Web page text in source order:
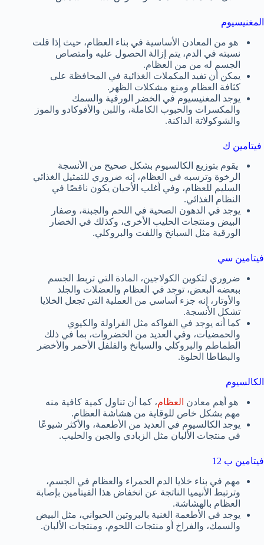
المغنيسيوم
هو من المعادن الأساسية في بناء العظام، حيث إذا قلت
نسبته في الدم، يتم إزالة الحصول عليه وامتصاص
الجسم له من من العظام.
يمكن أن تفيد المكملات الغذائية في المحافظة على
كثافة العظام ومنع مشكلات الظهر.
يوجد المغنيسيوم في الخضر الورقية والسمك
والمكسرات والحبوب الكاملة، واللبن والأفوكادو والموز
والشوكولاتة الداكنة.
فيتامين ك
يقوم بتوزيع الكالسيوم بشكل صحيح من الأنسجة
الرخوة وترسبه في العظام، إنه ضروري للتمثيل الغذائي
السليم للعظام، وفي أغلب الأحيان يكون ناقصًا في
النظام الغذائي.
يوجد في الدهون الصحية في اللحم والجبنة، وصفار
البيض ومنتجات الحليب الأخرى، وكذلك في الخضار
الورقية مثل السبانخ واللفت والبروكلي.
فيتامين سي
ضروري لتكوين الكولاجين، المادة التي تربط الجسم
ببعضه البعض، توجد في العظام والعضلات والجلد
والأوتار، إنه جزء أساسي من العملية التي تجعل الخلايا
تشكل الأنسجة.
كما أنه يوجد في الفواكه مثل الفراولة والكيوي
والحمضيات، وفي العديد من الخضروات، بما في ذلك
الطماطم والبروكلي والسبانخ والفلفل الأحمر والأخضر
والبطاطا الحلوة.
الكالسيوم
هو أهم معادن العظام، كما أن تناول كمية كافية منه
مهم بشكل خاص للوقاية من هشاشة العظام.
يوجد الكالسيوم في العديد من الأطعمة، والأكثر شيوعًا
في منتجات الألبان مثل الزبادي والجبن والحليب.
فيتامين ب 12
مهم في بناء خلايا الدم الحمراء والعظام في الجسم،
وترتبط الأنيميا الناتجة عن انخفاض هذا الفيتامين بإصابة
العظام بالهشاشة.
يوجد في الأطعمة الغنية بالبروتين الحيواني، مثل البيض
والسمك، والفراخ أو منتجات اللحوم، ومنتجات الألبان.